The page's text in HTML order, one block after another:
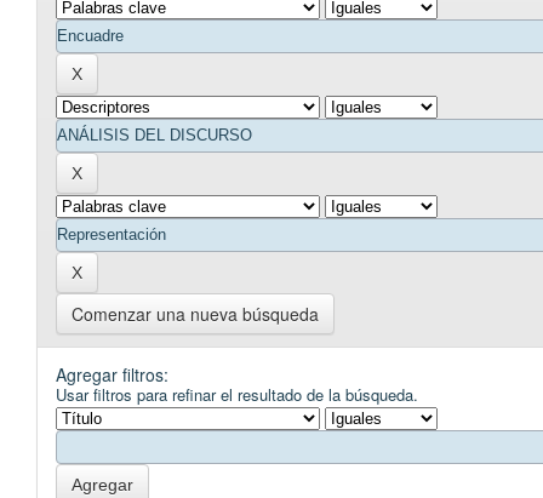
Comenzar una nueva búsqueda
Agregar filtros:
Usar filtros para refinar el resultado de la búsqueda.